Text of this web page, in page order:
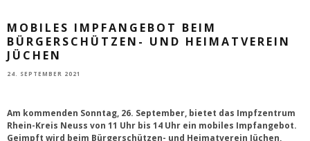
MOBILES IMPFANGEBOT BEIM
BÜRGERSCHÜTZEN- UND HEIMATVEREIN
JÜCHEN
24. SEPTEMBER 2021
Am kommenden Sonntag, 26. September, bietet das Impfzentrum
Rhein-Kreis Neuss von 11 Uhr bis 14 Uhr ein mobiles Impfangebot.
Geimpft wird beim Bürgerschützen- und Heimatverein Jüchen,